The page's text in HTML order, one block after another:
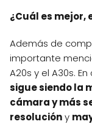
¿Cuál es mejor,
Además de
importante
A20s y el A30s.
sigue siendo la
cámara y más
resolucióny